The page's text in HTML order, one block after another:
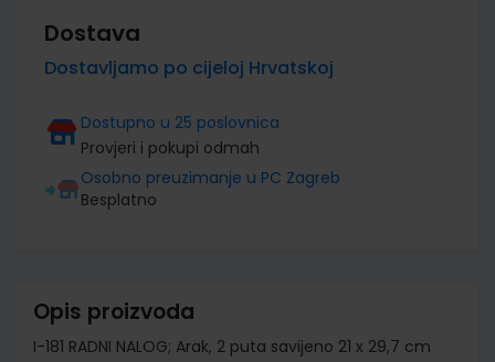
Dostava
Dostavljamo po cijeloj Hrvatskoj
Dostupno u 25 poslovnica
Provjeri i pokupi odmah
Osobno preuzimanje u PC Zagreb
Besplatno
Opis proizvoda
I-181 RADNI NALOG; Arak, 2 puta savijeno 21 x 29,7 cm